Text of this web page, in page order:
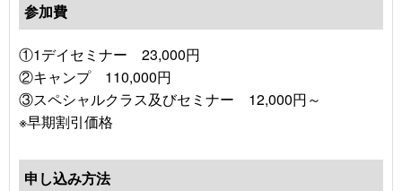
参加費
①1デイセミナー 23,000円
②キャンプ 110,000円
③スペシャルクラス及びセミナー 12,000円～
※早期割引価格
申し込み方法